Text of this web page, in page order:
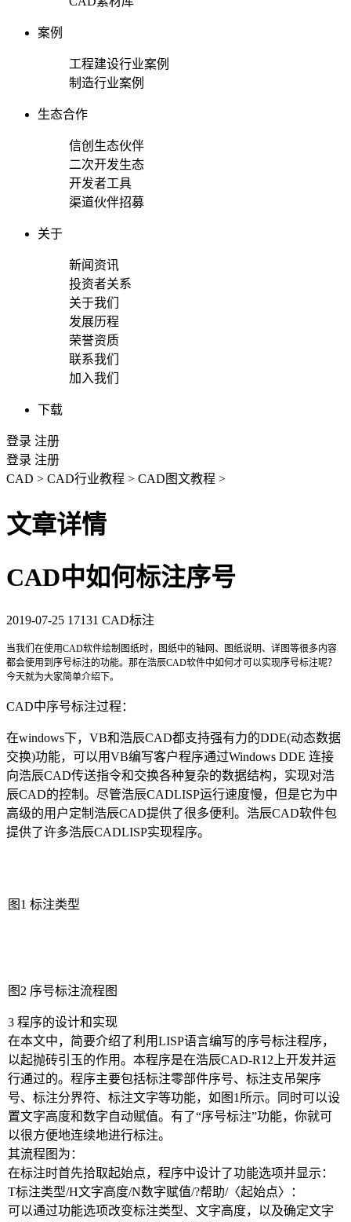
案例
工程建设行业案例
制造行业案例
生态合作
信创生态伙伴
二次开发生态
开发者工具
渠道伙伴招募
关于
新闻资讯
投资者关系
关于我们
发展历程
荣誉资质
联系我们
加入我们
下载
登录 注册
登录 注册
CAD > CAD行业教程 > CAD图文教程 >
文章详情
CAD中如何标注序号
2019-07-25 17131 CAD标注
当我们在使用CAD软件绘制图纸时，图纸中的轴网、图纸说明、详图等很多内容
都会使用到序号标注的功能。那在浩辰CAD软件中如何才可以实现序号标注呢？
今天就为大家简单介绍下。
CAD中序号标注过程：
在windows下， VB和浩辰CAD都支持强有力的DDE(动态数据
交换)功能，可以用VB编写客户程序通过Windows DDE 连接
向浩辰CAD传送指令和交换各种复杂的数据结构，实现对浩
辰CAD的控制。尽管浩辰CADLISP运行速度慢，但是它为中
高级的用户定制浩辰CAD提供了很多便利。浩辰CAD软件包
提供了许多浩辰CADLISP实现程序。
图 1 标注类型
图2 序号标注流程图
3 程序的设计和实现
在本文中，简要介绍了利用LISP语言编写的序号标注程序，
以起抛砖引玉的作用。本程序是在浩辰CAD-R12上开发并运
行通过的。程序主要包括标注零部件序号、标注支吊架序
号、标注分界符、标注文字等功能，如图 1所示。同时可以设
置文字高度和数字自动赋值。有了“序号标注”功能，你就可
以很方便地连续地进行标注。
其流程图为：
在标注时首先拾取起始点，程序中设计了功能选项并显示：
T标注类型/H文字高度/N数字赋值/?帮助/〈起始点〉：
可以通过功能选项改变标注类型、文字高度，以及确定文字